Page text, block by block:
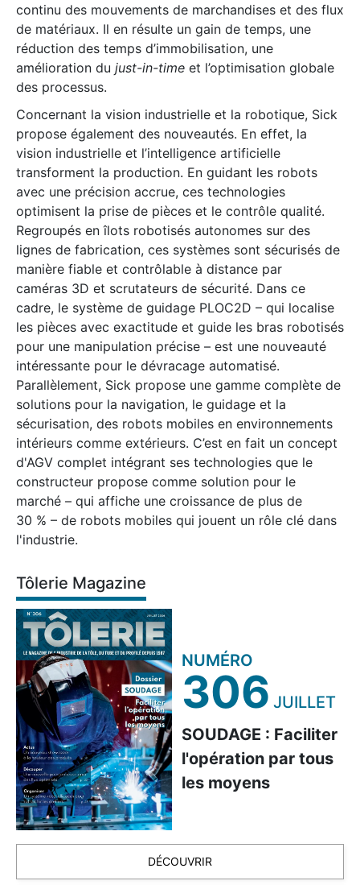
continu des mouvements de marchandises et des flux
de matériaux. Il en résulte un gain de temps, une
réduction des temps d’immobilisation, une
amélioration du just-in-time et l’optimisation globale
des processus.
Concernant la vision industrielle et la robotique, Sick
propose également des nouveautés. En effet, la
vision industrielle et l’intelligence artificielle
transforment la production. En guidant les robots
avec une précision accrue, ces technologies
optimisent la prise de pièces et le contrôle qualité.
Regroupés en îlots robotisés autonomes sur des
lignes de fabrication, ces systèmes sont sécurisés de
manière fiable et contrôlable à distance par
caméras 3D et scrutateurs de sécurité. Dans ce
cadre, le système de guidage PLOC2D – qui localise
les pièces avec exactitude et guide les bras robotisés
pour une manipulation précise – est une nouveauté
intéressante pour le dévracage automatisé.
Parallèlement, Sick propose une gamme complète de
solutions pour la navigation, le guidage et la
sécurisation, des robots mobiles en environnements
intérieurs comme extérieurs. C’est en fait un concept
d'AGV complet intégrant ses technologies que le
constructeur propose comme solution pour le
marché – qui affiche une croissance de plus de
30 % – de robots mobiles qui jouent un rôle clé dans
l'industrie.
Tôlerie Magazine
NUMÉRO
306 JUILLET
SOUDAGE : Faciliter
l'opération par tous
les moyens
DÉCOUVRIR